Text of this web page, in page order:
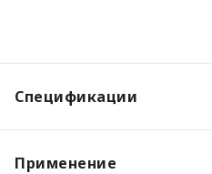
Спецификации
Применение